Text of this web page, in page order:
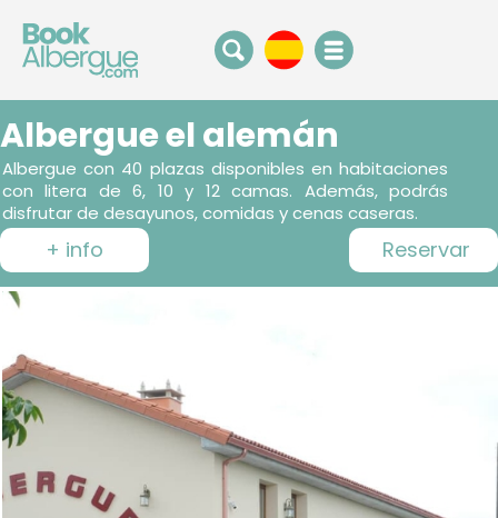
Albergue el alemán
Albergue con 40 plazas disponibles en habitaciones
con litera de 6, 10 y 12 camas. Además, podrás
disfrutar de desayunos, comidas y cenas caseras.
+ info Reservar